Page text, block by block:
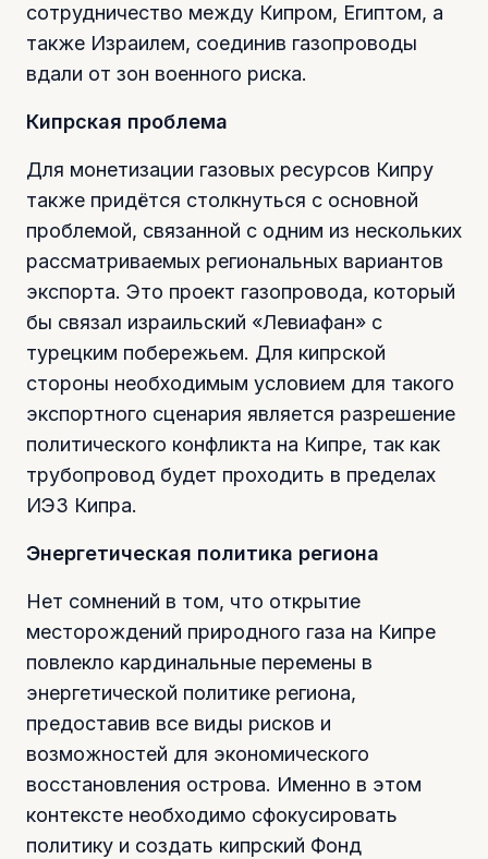
сотрудничество между Кипром, Египтом, а
также Израилем, соединив газопроводы
вдали от зон военного риска.
Кипрская проблема
Для монетизации газовых ресурсов Кипру
также придётся столкнуться с основной
проблемой, связанной с одним из нескольких
рассматриваемых региональных вариантов
экспорта. Это проект газопровода, который
бы связал израильский «Левиафан» с
турецким побережьем. Для кипрской
стороны необходимым условием для такого
экспортного сценария является разрешение
политического конфликта на Кипре, так как
трубопровод будет проходить в пределах
ИЭЗ Кипра.
Энергетическая политика региона
Нет сомнений в том, что открытие
месторождений природного газа на Кипре
повлекло кардинальные перемены в
энергетической политике региона,
предоставив все виды рисков и
возможностей для экономического
восстановления острова. Именно в этом
контексте необходимо сфокусировать
политику и создать кипрский Фонд